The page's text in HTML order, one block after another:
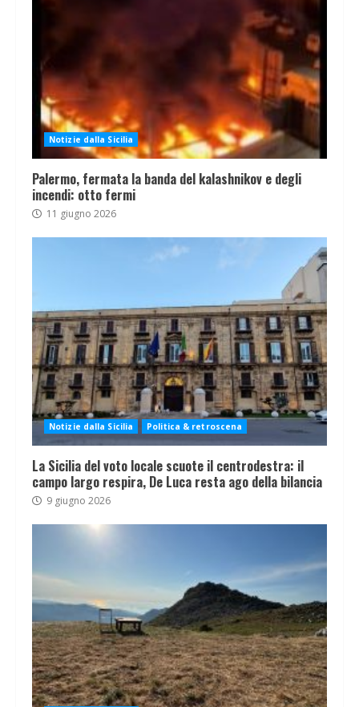
Notizie dalla Sicilia
Palermo, fermata la banda del kalashnikov e degli
incendi: otto fermi
11 giugno 2026
Notizie dalla Sicilia Politica & retroscena
La Sicilia del voto locale scuote il centrodestra: il
campo largo respira, De Luca resta ago della bilancia
9 giugno 2026